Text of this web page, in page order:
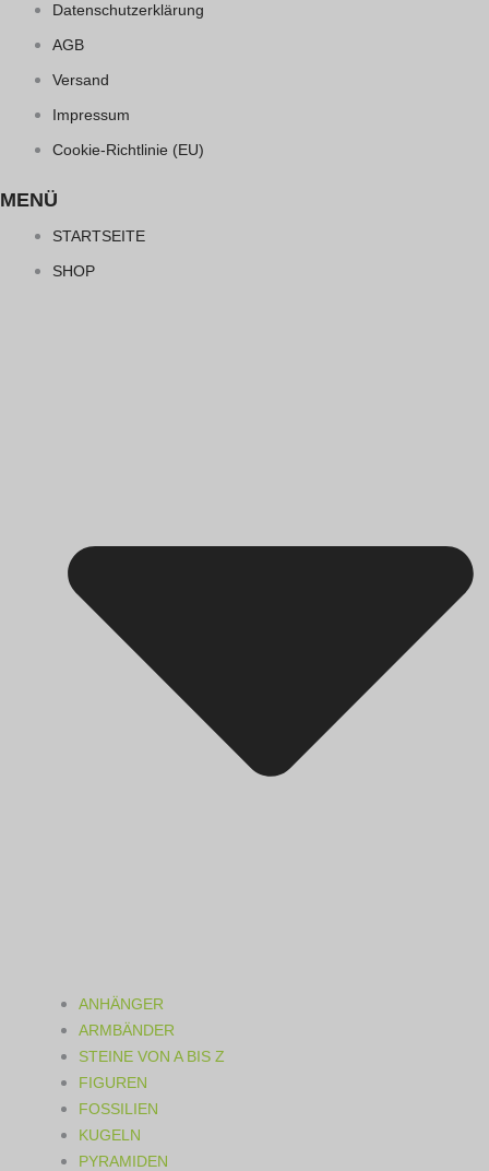
Datenschutzerklärung
AGB
Versand
Impressum
Cookie-Richtlinie (EU)
MENÜ
STARTSEITE
SHOP
ANHÄNGER
ARMBÄNDER
STEINE VON A BIS Z
FIGUREN
FOSSILIEN
KUGELN
PYRAMIDEN